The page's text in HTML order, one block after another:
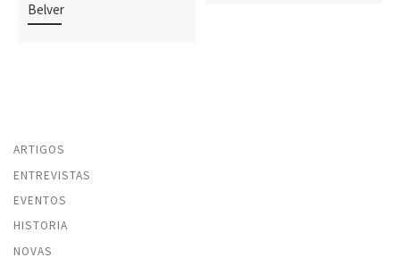
Belver
ARTIGOS
ENTREVISTAS
EVENTOS
HISTORIA
NOVAS